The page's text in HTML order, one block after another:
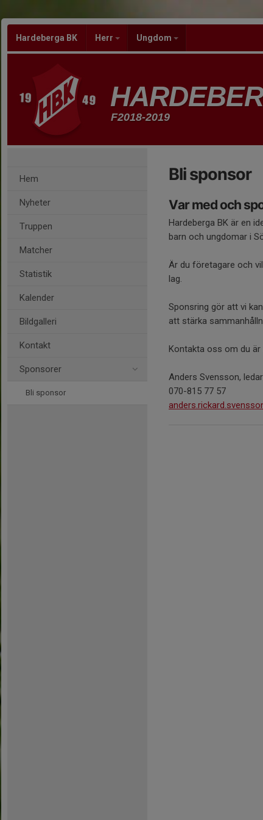
Hardeberga BK Herr Ungdom
F2018-2019
Hem
Nyheter
Truppen
Matcher
Statistik
Kalender
Bildgalleri
Kontakt
Sponsorer
Bli sponsor
Bli sponsor
Var med och
Hardeberga BK är en
barn och ungdomar i
Är du företagare och
lag.
Sponsring gör att vi
att stärka
Kontakta oss om du
Anders Svensson,
070-815 77 57